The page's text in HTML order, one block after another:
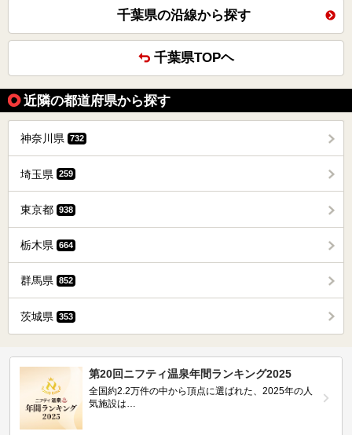
千葉県の沿線から探す
千葉県TOPヘ
近隣の都道府県から探す
神奈川県 732
埼玉県 259
東京都 938
栃木県 664
群馬県 852
茨城県 353
第20回ニフティ温泉年間ランキング2025
全国約2.2万件の中から頂点に選ばれた、2025年の人
気施設は…